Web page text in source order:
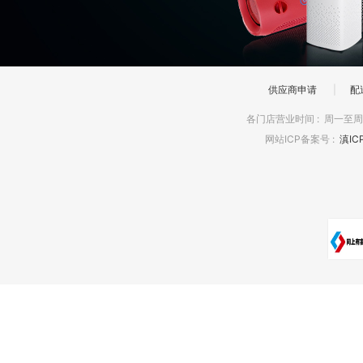
供应商申请 配
各门店营业时间 : 周一至
网站ICP备案号 : 滇